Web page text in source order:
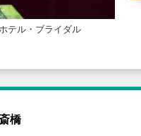
テル・ブライダル
橋